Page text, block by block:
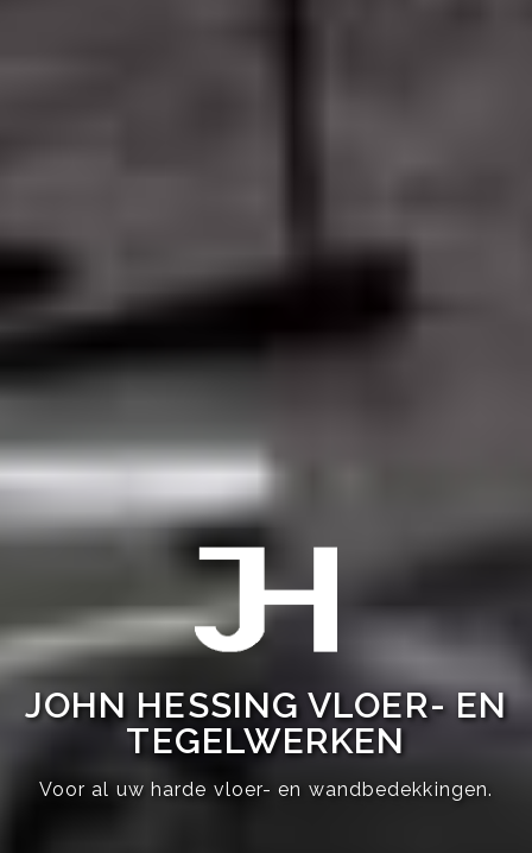
JOHN HESSING VLOER- EN
TEGELWERKEN
Voor al uw harde vloer- en wandbedekkingen.